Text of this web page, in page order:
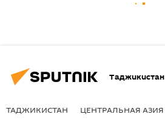
Таджикистан
ТАДЖИКИСТАН ЦЕНТРАЛЬНАЯ АЗИЯ